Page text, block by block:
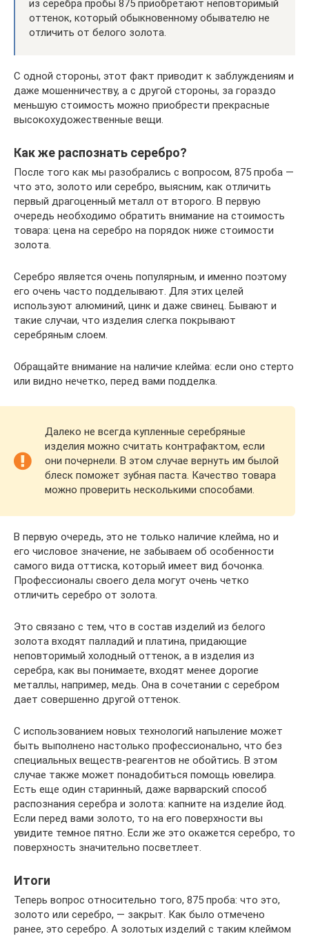
из серебра пробы 875 приобретают неповторимый
оттенок, который обыкновенному обывателю не
отличить от белого золота.
С одной стороны, этот факт приводит к заблуждениям и
даже мошенничеству, а с другой стороны, за гораздо
меньшую стоимость можно приобрести прекрасные
высокохудожественные вещи.
Как же распознать серебро?
После того как мы разобрались с вопросом, 875 проба —
что это, золото или серебро, выясним, как отличить
первый драгоценный металл от второго. В первую
очередь необходимо обратить внимание на стоимость
товара: цена на серебро на порядок ниже стоимости
золота.
Серебро является очень популярным, и именно поэтому
его очень часто подделывают. Для этих целей
используют алюминий, цинк и даже свинец. Бывают и
такие случаи, что изделия слегка покрывают
серебряным слоем.
Обращайте внимание на наличие клейма: если оно стерто
или видно нечетко, перед вами подделка.
Далеко не всегда купленные серебряные
изделия можно считать контрафактом, если
они почернели. В этом случае вернуть им былой
блеск поможет зубная паста. Качество товара
можно проверить несколькими способами.
В первую очередь, это не только наличие клейма, но и
его числовое значение, не забываем об особенности
самого вида оттиска, который имеет вид бочонка.
Профессионалы своего дела могут очень четко
отличить серебро от золота.
Это связано с тем, что в состав изделий из белого
золота входят палладий и платина, придающие
неповторимый холодный оттенок, а в изделия из
серебра, как вы понимаете, входят менее дорогие
металлы, например, медь. Она в сочетании с серебром
дает совершенно другой оттенок.
С использованием новых технологий напыление может
быть выполнено настолько профессионально, что без
специальных веществ-реагентов не обойтись. В этом
случае также может понадобиться помощь ювелира.
Есть еще один старинный, даже варварский способ
распознания серебра и золота: капните на изделие йод.
Если перед вами золото, то на его поверхности вы
увидите темное пятно. Если же это окажется серебро, то
поверхность значительно посветлеет.
Итоги
Теперь вопрос относительно того, 875 проба: что это,
золото или серебро, — закрыт. Как было отмечено
ранее, это серебро. А золотых изделий с таким клеймом